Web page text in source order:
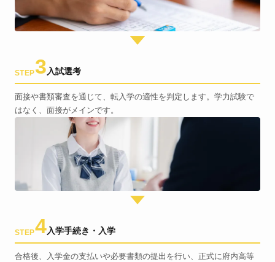
STEP3 入試選考
面接や書類審査を通じて、転入学の適性を判定します。学力試験で
はなく、面接がメインです。
STEP4入学手続き・入学
合格後、入学金の支払いや必要書類の提出を行い、正式に府内高等